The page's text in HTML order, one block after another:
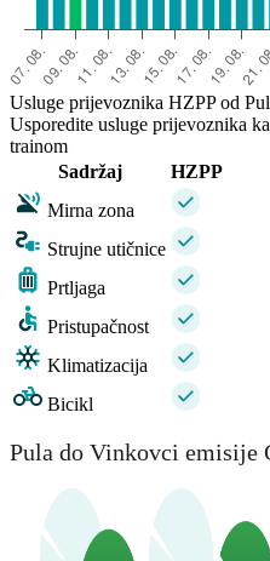
Usluge prijevoznika HZPP od
Usporedite usluge prijevoznika
trainom
Sadržaj
HZPP
Mirna zona
Strujne utičnice
Prtljaga
Pristupačnost
Klimatizacija
Bicikl
Pula do Vinkovci emisije